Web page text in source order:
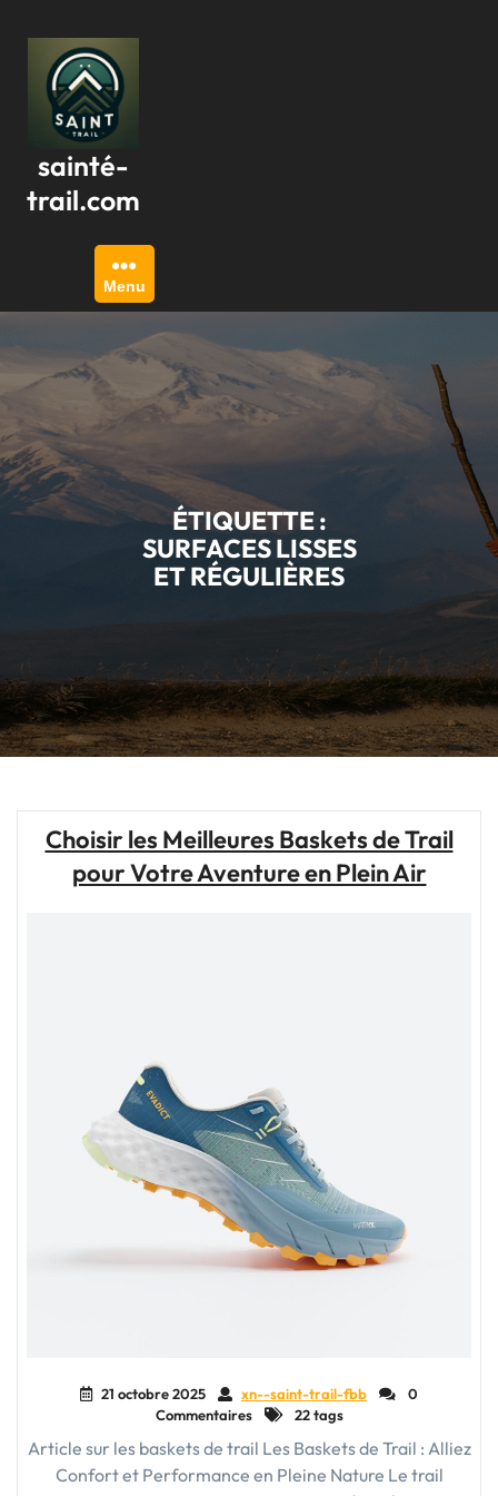
contenu
sainté-
trail.com
Menu
ÉTIQUETTE :
SURFACES LISSES
ET RÉGULIÈRES
Choisir les Meilleures Baskets de Trail
pour Votre Aventure en Plein Air
21 octobre 2025 xn--saint-trail-fbb
0
Commentaires
22 tags
Article sur les baskets de trail Les Baskets de Trail : Alliez
Confort et Performance en Pleine Nature Le trail